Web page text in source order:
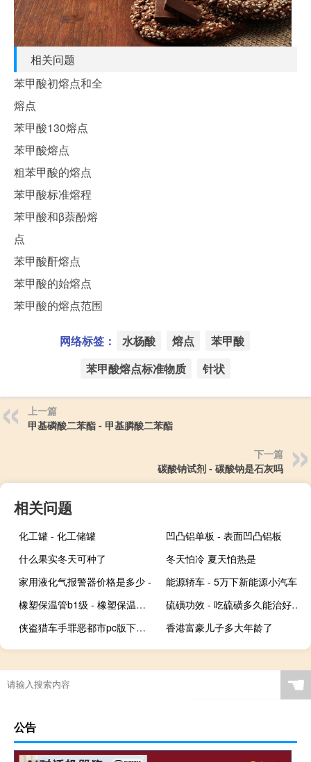
相关问题
苯甲酸初熔点和全
熔点
苯甲酸130熔点
苯甲酸熔点
粗苯甲酸的熔点
苯甲酸标准熔程
苯甲酸和β萘酚熔
点
苯甲酸酐熔点
苯甲酸的始熔点
苯甲酸的熔点范围
网络标签： 水杨酸 熔点
苯甲酸
苯甲酸熔点标准物质
针状
上一篇
甲基磷酸二苯酯 - 甲基膦酸二苯酯
下一篇
碳酸钠试剂 - 碳酸钠是石灰吗
相关问题
化工罐 - 化工储罐
凹凸铝单板 - 表面凹凸铝板
什么果实冬天可种了
冬天怕冷 夏天怕热是
家用液化气报警器价格是多少 -
能源轿车 - 5万下新能源小汽车
橡塑保温管b1级 - 橡塑保温管b1级厂家
硫磺功效 - 吃硫磺多久能治好阳虚
侠盗猎车手罪恶都市pc版下载 - 侠盗飞车电脑版免费下载网址
香港富豪儿子多大年龄了
☚
公告